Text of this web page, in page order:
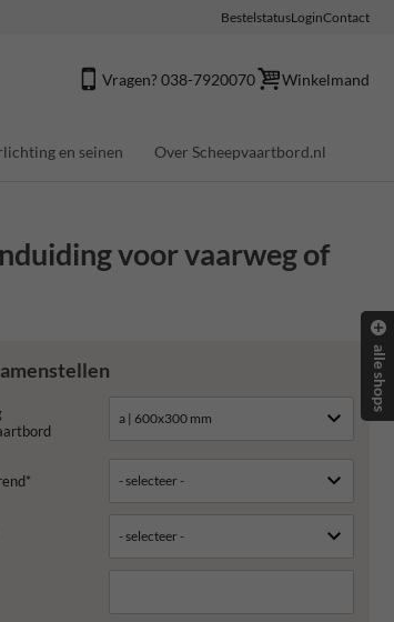
BestelstatusLoginContact
Vragen? 038-7920070 Winkelmand
en seinen Over Scheepvaartbord.nl
voor vaarweg of
alle shops